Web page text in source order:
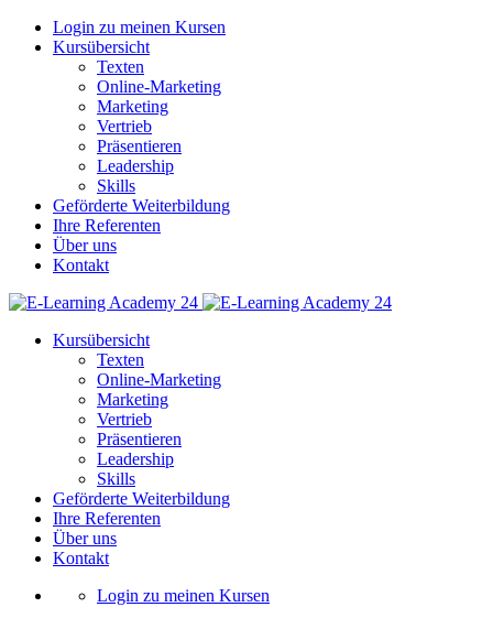
Login zu meinen Kursen
Kursübersicht
Texten
Online-Marketing
Marketing
Vertrieb
Präsentieren
Leadership
Skills
Geförderte Weiterbildung
Ihre Referenten
Über uns
Kontakt
Kursübersicht
Texten
Online-Marketing
Marketing
Vertrieb
Präsentieren
Leadership
Skills
Geförderte Weiterbildung
Ihre Referenten
Über uns
Kontakt
Login zu meinen Kursen